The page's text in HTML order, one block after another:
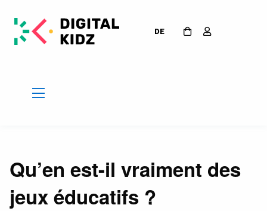
DE
Qu’en est-il vraiment des
jeux éducatifs ?